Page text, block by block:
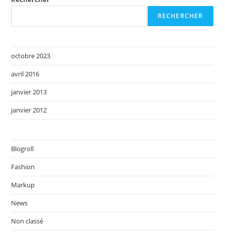
RECHERCHER
octobre 2023
avril 2016
janvier 2013
janvier 2012
Blogroll
Fashion
Markup
News
Non classé